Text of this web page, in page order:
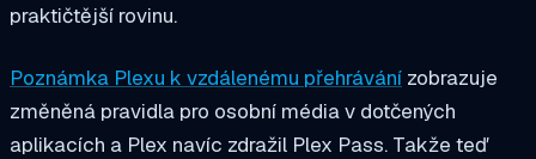
praktičtější rovinu.
Poznámka Plexu k vzdálenému přehrávání zobrazuje
změněná pravidla pro osobní média v dotčených
aplikacích a Plex navíc zdražil Plex Pass. Takže teď